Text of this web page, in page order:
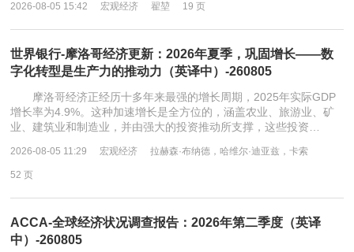
2026-08-05 15:42 宏观经济 翟堃 19 页
世界银行-摩洛哥经济更新：2026年夏季，巩固增长——数
字化转型是生产力的推动力（英译中）-260805
摩洛哥经济正经历十多年来最强的增长周期，2025年实际GDP
增长率为4.9%。这种加速增长是全方位的，涵盖农业、旅游业、矿
业、建筑业和制造业，并由强大的投资推动所支撑，这些投资…
2026-08-05 11:29 宏观经济 拉赫森·布纳德，哈维尔·迪亚兹，卡索
52 页
ACCA-全球经济状况调查报告：2026年第二季度（英译
中）-260805